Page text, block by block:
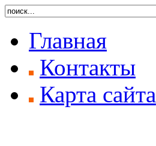
Главная
Контакты
Карта сайта